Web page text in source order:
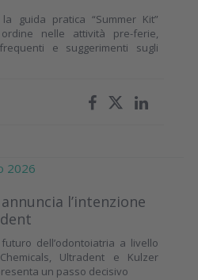
guida pratica “Summer Kit”
nelle attività pre-ferie,
e suggerimenti sugli
2026
l’intenzione
dell’odontoiatria a livello
Ultradent e Kulzer
un passo decisivo